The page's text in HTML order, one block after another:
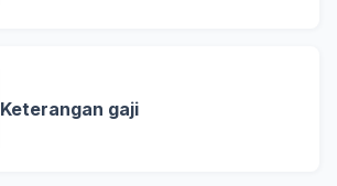
Keterangan gaji